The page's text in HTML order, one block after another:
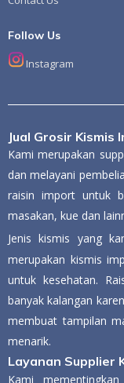
Follow Us
Instagram
Jual Grosir Kismis
Kami merupakan
dan melayani
raisin import untuk
masakan, kue dan
Jenis kismis yang
merupakan kismis
untuk kesehatan.
banyak kalangan
membuat tampilan
menarik.
Layanan Supplier
Kami